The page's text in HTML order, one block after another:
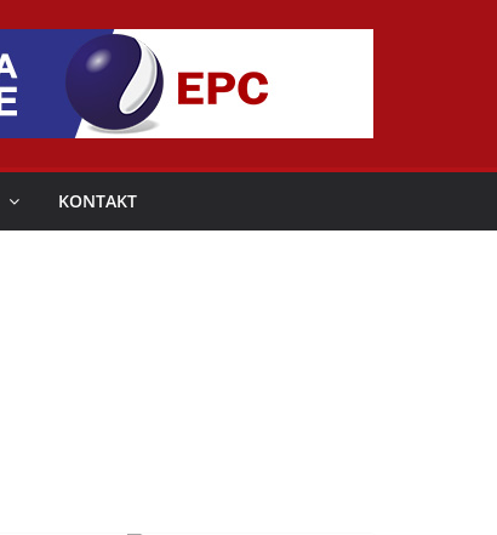
KONTAKT